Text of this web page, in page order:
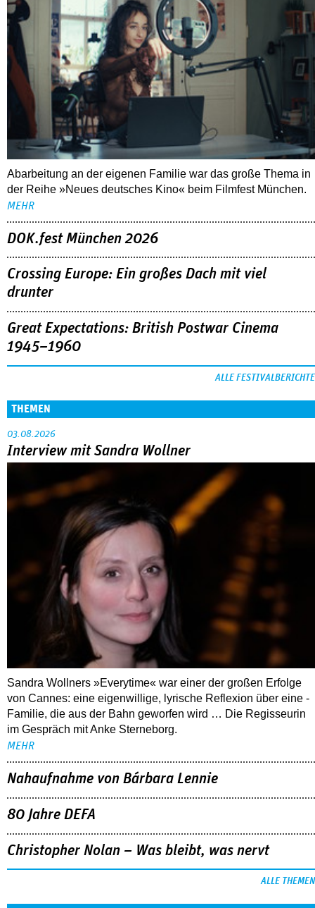
Abarbeitung an der eigenen Familie war das große Thema in
der Reihe »Neues deutsches Kino« beim Filmfest München.
MEHR
DOK.fest München 2026
Crossing Europe: Ein großes Dach mit viel
drunter
Great Expectations: British Postwar Cinema
1945–1960
ALLE FESTIVALBERICHTE
THEMEN
03.08.2026
Interview mit Sandra Wollner
Sandra Wollners »Everytime« war einer der großen Erfolge
von Cannes: eine eigenwillige, lyrische Reflexion über eine ­
Familie, die aus der Bahn geworfen wird … Die Regisseurin
im Gespräch mit Anke Sterneborg.
MEHR
Nahaufnahme von Bárbara Lennie
80 Jahre DEFA
Christopher Nolan – Was bleibt, was nervt
ALLE THEMEN